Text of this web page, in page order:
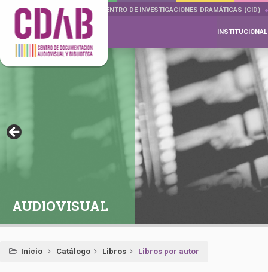
DOCUMENTA DRAMÁTICAS CENTRO DE INVESTIGACIONES DRAMÁTICAS (CID)
INSTITUCIONAL
AUDIOVISUAL
Inicio Catálogo Libros Libros por autor